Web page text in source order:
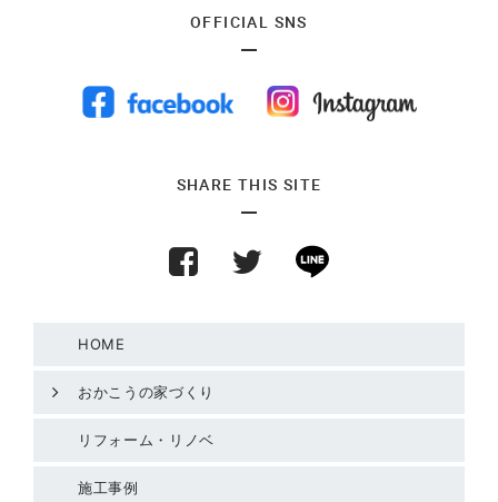
OFFICIAL SNS
SHARE THIS SITE
HOME
おかこうの家づくり
リフォーム・リノベ
施工事例